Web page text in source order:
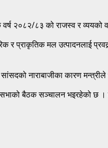
२०८२/८३ को राजस्व र व्ययको
र प्राकृतिक मल उत्पादनलाई
नाराबाजीका कारण
बैठक सञ्चालन भइरहेको